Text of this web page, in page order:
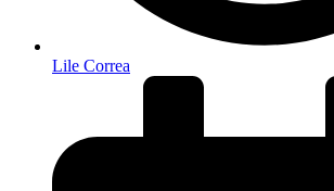
Lile Correa